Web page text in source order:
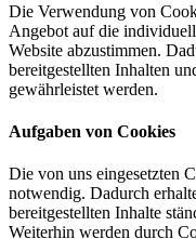
Die Verwendung von
Angebot auf die
Website abzustimmen.
bereitgestellten Inhalten
gewährleistet werden.
Aufgaben von Cookies
Die von uns eingesetzten
notwendig. Dadurch
bereitgestellten Inhalte
Weiterhin werden durch